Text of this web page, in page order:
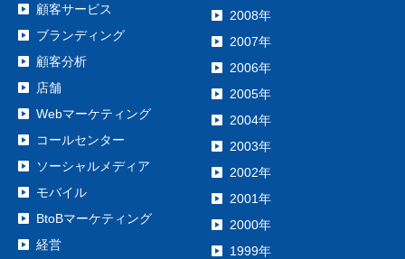
顧客サービス
ブランディング
顧客分析
店舗
Webマーケティング
コールセンター
ソーシャルメディア
モバイル
BtoBマーケティング
経営
2008年
2007年
2006年
2005年
2004年
2003年
2002年
2001年
2000年
1999年